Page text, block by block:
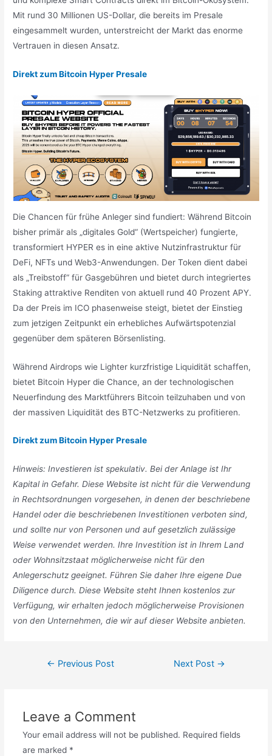
Mit rund 30 Millionen US-Dollar, die bereits im Presale
eingesammelt wurden, unterstreicht der Markt das enorme
Vertrauen in diesen Ansatz.
Direkt zum Bitcoin Hyper Presale
Die Chancen für frühe Anleger sind fundiert: Während Bitcoin
bisher primär als „digitales Gold“ (Wertspeicher) fungierte,
transformiert HYPER es in eine aktive Nutzinfrastruktur für
DeFi, NFTs und Web3-Anwendungen. Der Token dient dabei
als „Treibstoff“ für Gasgebühren und bietet durch integriertes
Staking attraktive Renditen von aktuell rund 40 Prozent APY.
Da der Preis im ICO phasenweise steigt, bietet der Einstieg
zum jetzigen Zeitpunkt ein erhebliches Aufwärtspotenzial
gegenüber dem späteren Börsenlisting.
Während Airdrops wie Lighter kurzfristige Liquidität schaffen,
bietet Bitcoin Hyper die Chance, an der technologischen
Neuerfindung des Marktführers Bitcoin teilzuhaben und von
der massiven Liquidität des BTC-Netzwerks zu profitieren.
Direkt zum Bitcoin Hyper Presale
Hinweis: Investieren ist spekulativ. Bei der Anlage ist Ihr
Kapital in Gefahr. Diese Website ist nicht für die Verwendung
in Rechtsordnungen vorgesehen, in denen der beschriebene
Handel oder die beschriebenen Investitionen verboten sind,
und sollte nur von Personen und auf gesetzlich zulässige
Weise verwendet werden. Ihre Investition ist in Ihrem Land
oder Wohnsitzstaat möglicherweise nicht für den
Anlegerschutz geeignet. Führen Sie daher Ihre eigene Due
Diligence durch. Diese Website steht Ihnen kostenlos zur
Verfügung, wir erhalten jedoch möglicherweise Provisionen
von den Unternehmen, die wir auf dieser Website anbieten.
Post← Previous Post Next Post →
Leave a Comment
Your email address will not be published. Required fields
are marked *